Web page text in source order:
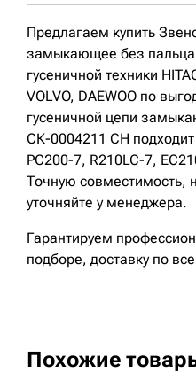
Предлагаем купить
замыкающее без
гусеничной техники
VOLVO, DAEWOO по
гусеничной цепи
СК-0004211 CH
PC200-7, R210LC-7,
Точную совместимость,
уточняйте у менеджера.
Гарантируем
подборе, доставку по
Похожие